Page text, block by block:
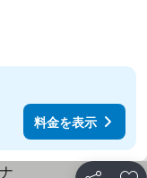
料金を表示